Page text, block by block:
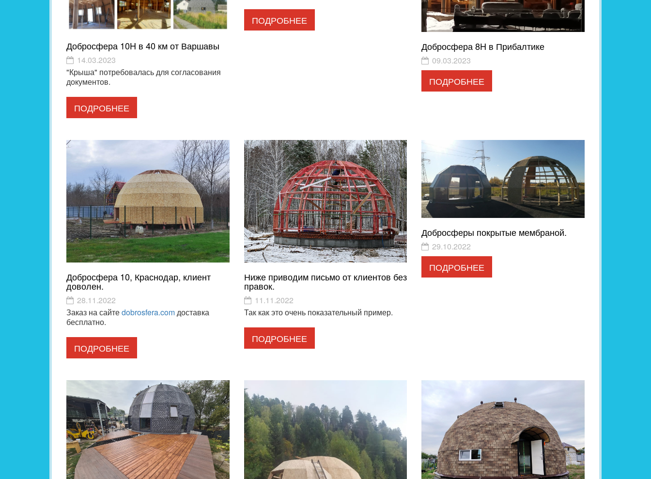
Добросфера 10H в 40 км от Варшавы
14.03.2023
"Крыша" потребовалась для согласования
документов.
ПОДРОБНЕЕ
ПОДРОБНЕЕ
Добросфера 8H в Прибалтике
09.03.2023
ПОДРОБНЕЕ
Добросфера 10, Краснодар, клиент
доволен.
28.11.2022
Заказ на сайтеdobrosfera.comдоставка
бесплатно.
ПОДРОБНЕЕ
Ниже приводим письмо от клиентов без
правок.
11.11.2022
Так как это очень показательный пример.
ПОДРОБНЕЕ
Добросферы покрытые мембраной.
29.10.2022
ПОДРОБНЕЕ